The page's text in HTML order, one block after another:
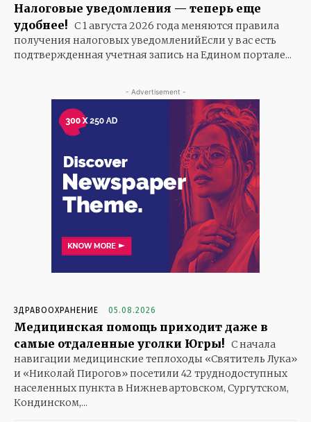
Налоговые уведомления — теперь еще
удобнее! С 1 августа 2026 года меняются правила
получения налоговых уведомленийЕсли у вас есть
подтвержденная учетная запись на Едином портале...
- Advertisement -
ЗДРАВООХРАНЕНИЕ 05.08.2026
Медицинская помощь приходит даже в
самые отдаленные уголки Югры! С начала
навигации медицинские теплоходы «Святитель Лука»
и «Николай Пирогов» посетили 42 труднодоступных
населенных пункта в Нижневартовском, Сургутском,
Кондинском,...